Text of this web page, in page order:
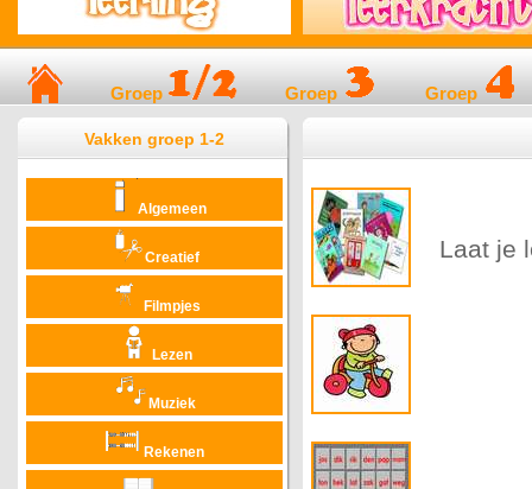
Groep Groep Groep
Vakken groep 1-2
Algemeen
Creatief
Filmpjes
Lezen
Muziek
Rekenen
Laat je